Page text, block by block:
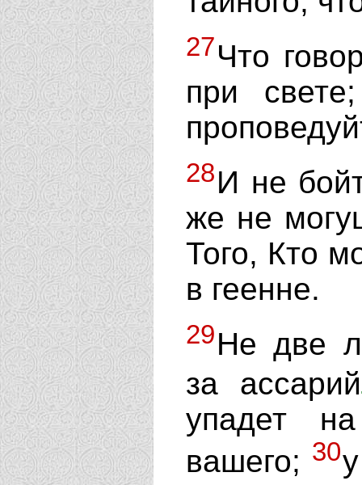
27Что
при
28И не
же не
Того, Кто
в геенне.
29Не две
за ассарий
упадет
вашего; 30